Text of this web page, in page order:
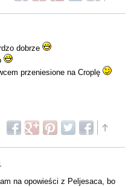
dobrze
przeniesione na Croplę
na opowieści z Peljesaca, bo